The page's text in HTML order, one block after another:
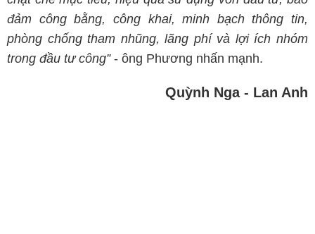
đảm công bằng, công khai, minh bạch thông tin,
phòng chống tham nhũng, lãng phí và lợi ích nhóm
trong đầu tư công”- ông Phương nhấn mạnh.
Quỳnh Nga - Lan Anh